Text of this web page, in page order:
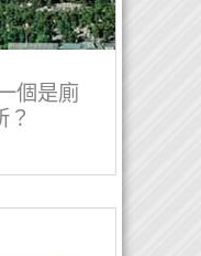
個是廁
？